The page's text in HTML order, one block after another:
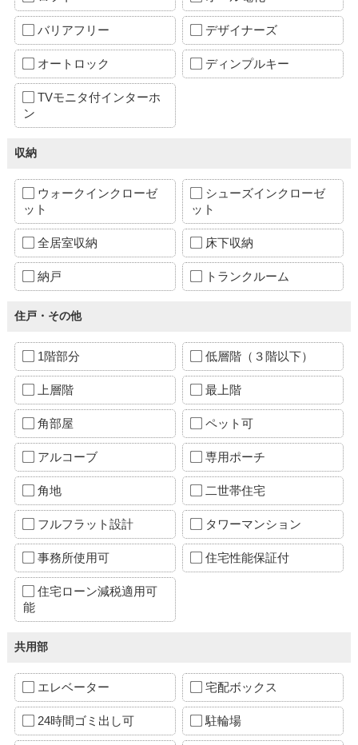
バリアフリー デザイナーズ
オートロック ディンプルキー
TVモニタ付インターホ
ン
収納
ウォークインクローゼ
ット
シューズインクローゼ
ット
全居室収納 床下収納
納戸 トランクルーム
住戸・その他
1階部分 低層階（３階以下）
上層階 最上階
角部屋 ペット可
アルコーブ 専用ポーチ
角地 二世帯住宅
フルフラット設計 タワーマンション
事務所使用可 住宅性能保証付
住宅ローン減税適用可
能
共用部
エレベーター 宅配ボックス
24時間ゴミ出し可 駐輪場